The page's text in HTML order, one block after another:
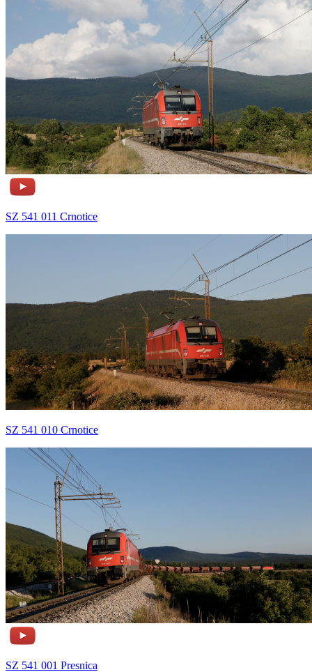
SZ 541 011 Crnotice
SZ 541 010 Crnotice
SZ 541 001 Presnica